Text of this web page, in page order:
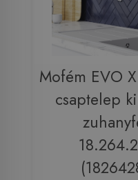
Mofém EVO
csaptelep